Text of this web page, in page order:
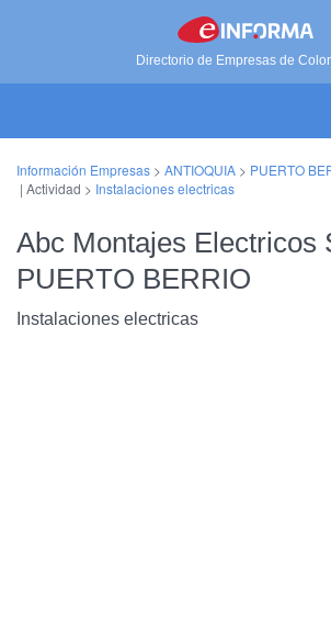
Directorio de Empresas de
Información Empresas > ANTIOQUIA > PUERTO
| Actividad > Instalaciones electricas
Abc Montajes Electricos
PUERTO BERRIO
Instalaciones electricas